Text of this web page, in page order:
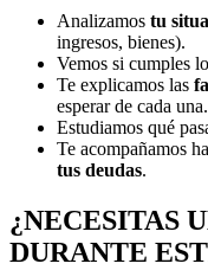
Analizamos tu
ingresos, bienes).
Vemos si cumples
Te explicamos las
esperar de cada una.
Estudiamos qué
Te acompañamos
tus deudas.
¿NECESITAS
DURANTE